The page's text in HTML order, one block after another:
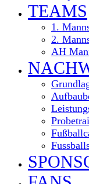
TEAMS
1.
2.
AH